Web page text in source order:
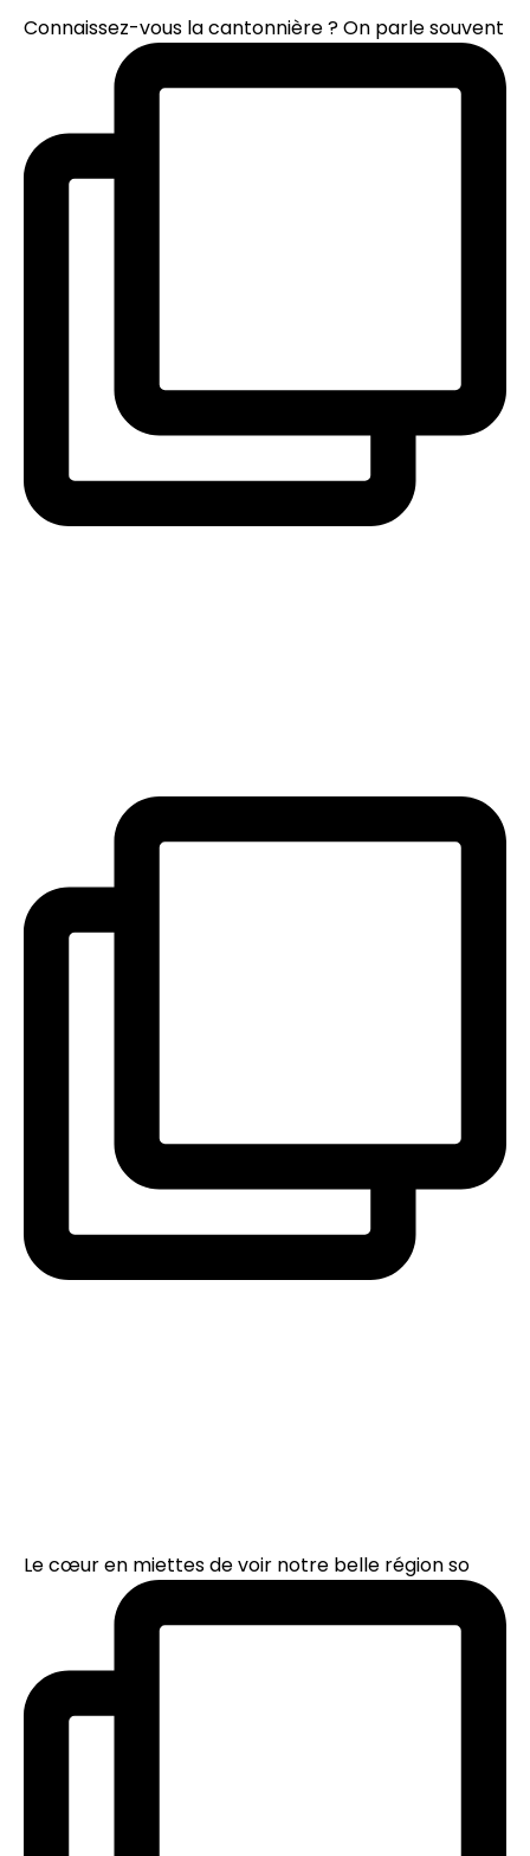
Connaissez-vous la cantonnière ? On parle souvent
Le cœur en miettes de voir notre belle région so